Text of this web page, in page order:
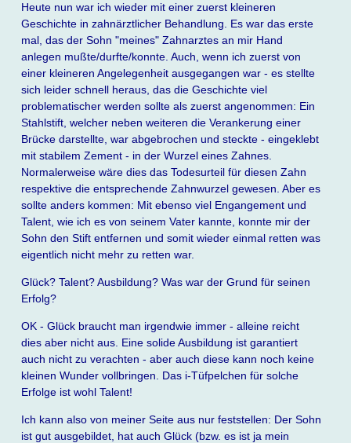
Heute nun war ich wieder mit einer zuerst kleineren
Geschichte in zahnärztlicher Behandlung. Es war das erste
mal, das der Sohn "meines" Zahnarztes an mir Hand
anlegen mußte/durfte/konnte. Auch, wenn ich zuerst von
einer kleineren Angelegenheit ausgegangen war - es stellte
sich leider schnell heraus, das die Geschichte viel
problematischer werden sollte als zuerst angenommen: Ein
Stahlstift, welcher neben weiteren die Verankerung einer
Brücke darstellte, war abgebrochen und steckte - eingeklebt
mit stabilem Zement - in der Wurzel eines Zahnes.
Normalerweise wäre dies das Todesurteil für diesen Zahn
respektive die entsprechende Zahnwurzel gewesen. Aber es
sollte anders kommen: Mit ebenso viel Engangement und
Talent, wie ich es von seinem Vater kannte, konnte mir der
Sohn den Stift entfernen und somit wieder einmal retten was
eigentlich nicht mehr zu retten war.
Glück? Talent? Ausbildung? Was war der Grund für seinen
Erfolg?
OK - Glück braucht man irgendwie immer - alleine reicht
dies aber nicht aus. Eine solide Ausbildung ist garantiert
auch nicht zu verachten - aber auch diese kann noch keine
kleinen Wunder vollbringen. Das i-Tüfpelchen für solche
Erfolge ist wohl Talent!
Ich kann also von meiner Seite aus nur feststellen: Der Sohn
ist gut ausgebildet, hat auch Glück (bzw. es ist ja mein